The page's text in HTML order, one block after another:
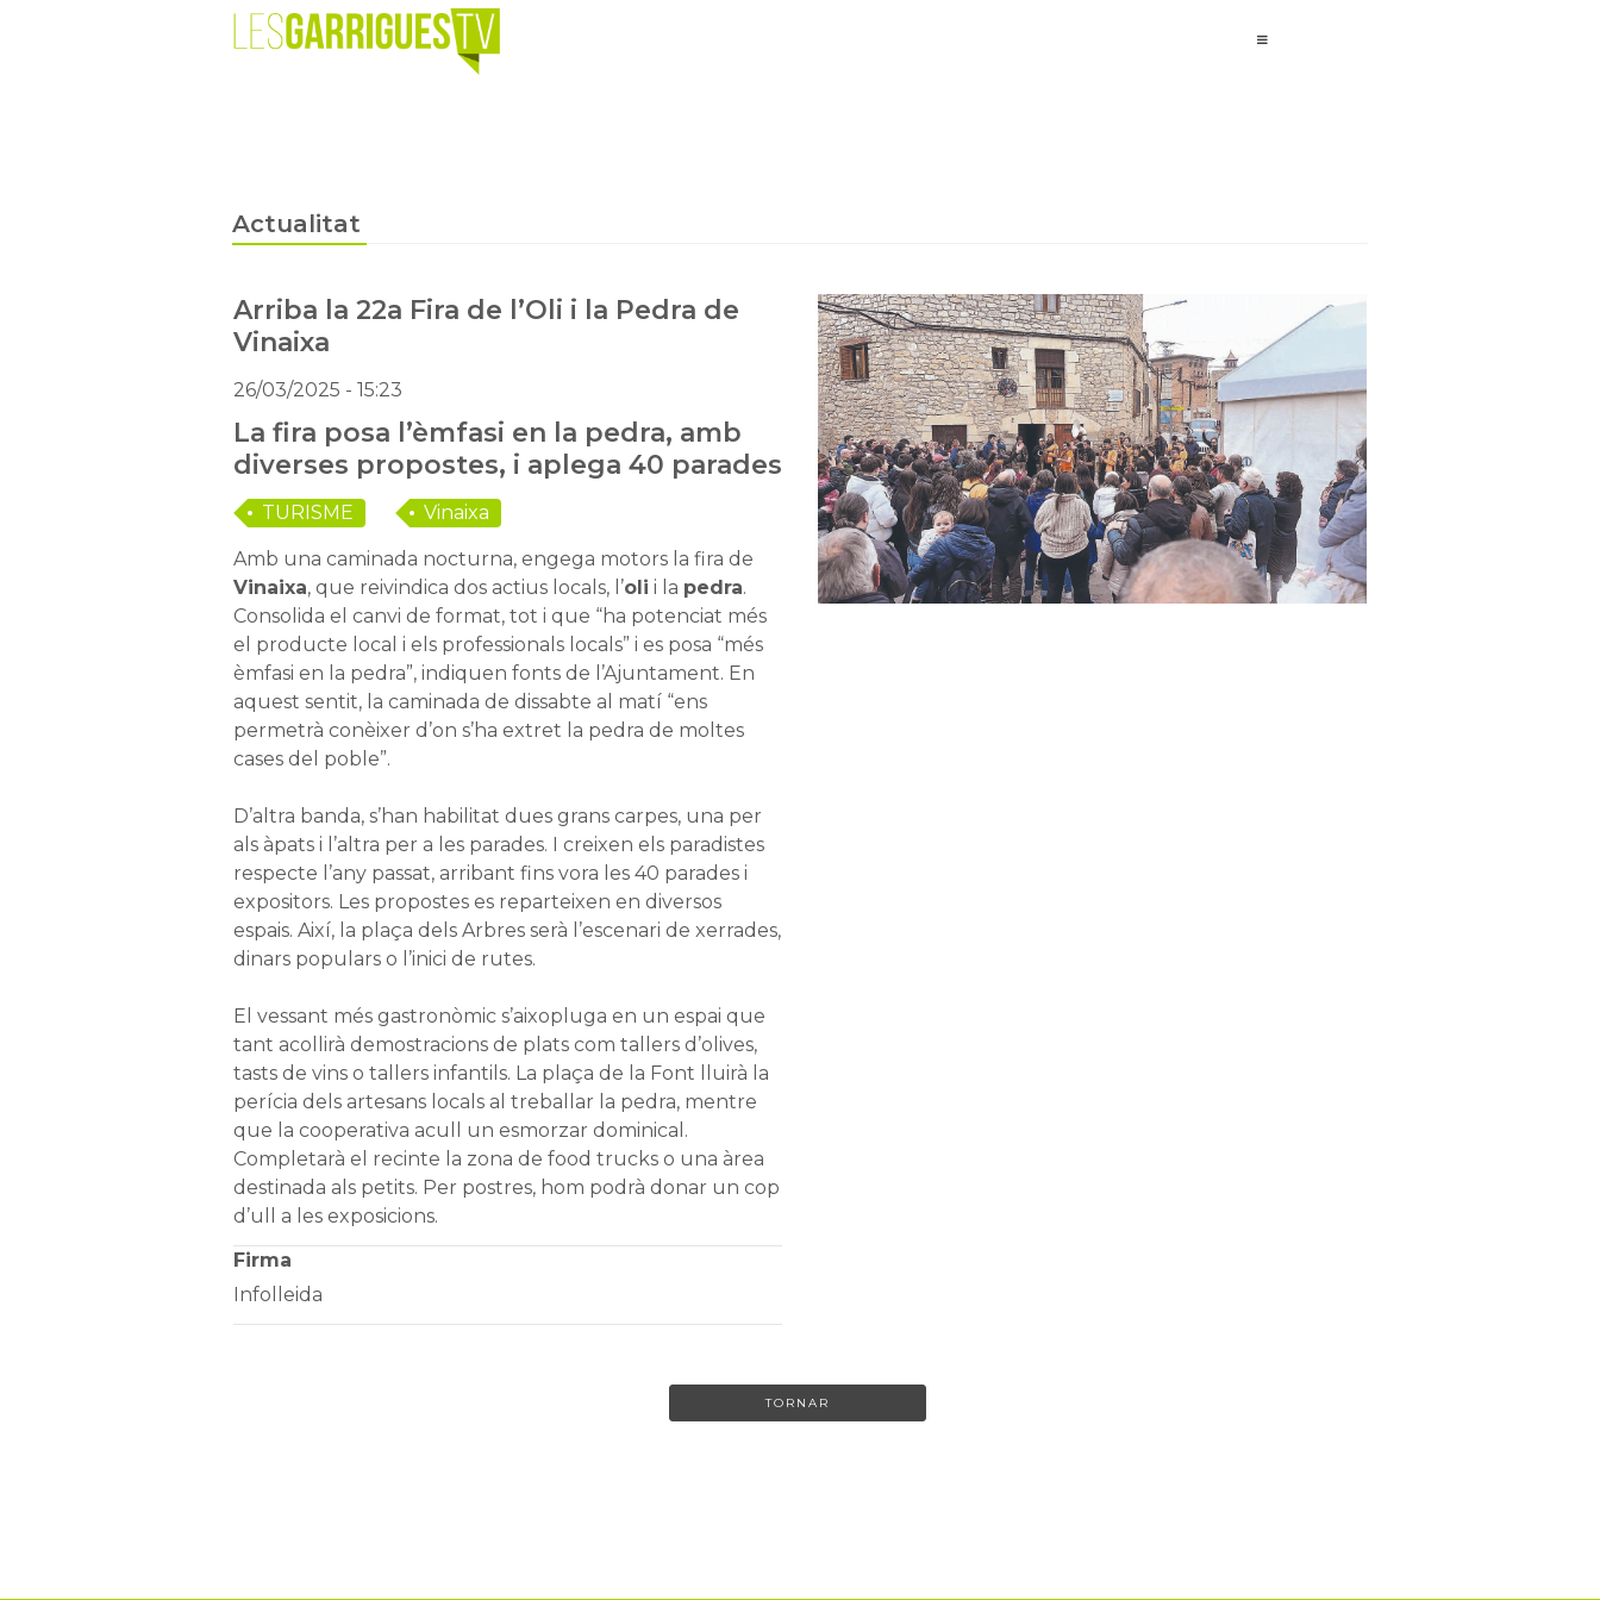
Actualitat
Arriba la 22a Fira de l’Oli i la Pedra de
Vinaixa
26/03/2025 - 15:23
La fira posa l’èmfasi en la pedra, amb
diverses propostes, i aplega 40 parades
TURISME Vinaixa
Amb una caminada nocturna, engega motors la fira de
Vinaixa, que reivindica dos actius locals, l’oli i la pedra.
Consolida el canvi de format, tot i que “ha potenciat més
el producte local i els professionals locals” i es posa “més
èmfasi en la pedra”, indiquen fonts de l’Ajuntament. En
aquest sentit, la caminada de dissabte al matí “ens
permetrà conèixer d’on s’ha extret la pedra de moltes
cases del poble”.
D’altra banda, s’han habilitat dues grans carpes, una per
als àpats i l’altra per a les parades. I creixen els paradistes
respecte l’any passat, arribant fins vora les 40 parades i
expositors. Les propostes es reparteixen en diversos
espais. Així, la plaça dels Arbres serà l’escenari de xerrades,
dinars populars o l’inici de rutes.
El vessant més gastronòmic s’aixopluga en un espai que
tant acollirà demostracions de plats com tallers d’olives,
tasts de vins o tallers infantils. La plaça de la Font lluirà la
perícia dels artesans locals al treballar la pedra, mentre
que la cooperativa acull un esmorzar dominical.
Completarà el recinte la zona de food trucks o una àrea
destinada als petits. Per postres, hom podrà donar un cop
d’ull a les exposicions.
Firma
Infolleida
TORNAR